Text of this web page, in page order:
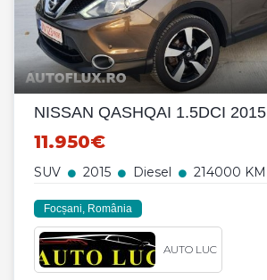
NISSAN QASHQAI 1.5DCI 2015
11.950€
SUV 2015 Diesel 214000 KM
Focșani, România
AUTO LUC